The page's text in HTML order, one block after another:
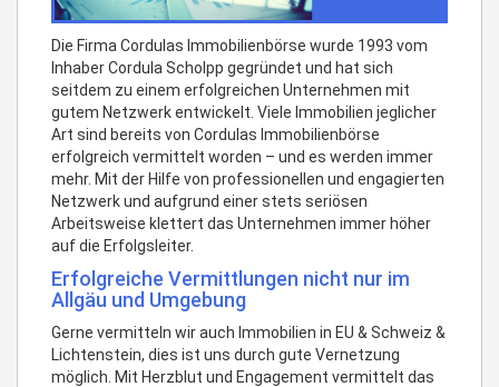
Die Firma Cordulas Immobilienbörse wurde 1993 vom
Inhaber Cordula Scholpp gegründet und hat sich
seitdem zu einem erfolgreichen Unternehmen mit
gutem Netzwerk entwickelt. Viele Immobilien jeglicher
Art sind bereits von Cordulas Immobilienbörse
erfolgreich vermittelt worden – und es werden immer
mehr. Mit der Hilfe von professionellen und engagierten
Netzwerk und aufgrund einer stets seriösen
Arbeitsweise klettert das Unternehmen immer höher
auf die Erfolgsleiter.
Erfolgreiche Vermittlungen nicht nur im
Allgäu und Umgebung
Gerne vermitteln wir auch Immobilien in EU & Schweiz &
Lichtenstein, dies ist uns durch gute Vernetzung
möglich. Mit Herzblut und Engagement vermittelt das